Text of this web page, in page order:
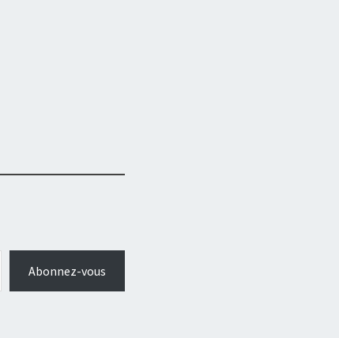
Abonnez-vous